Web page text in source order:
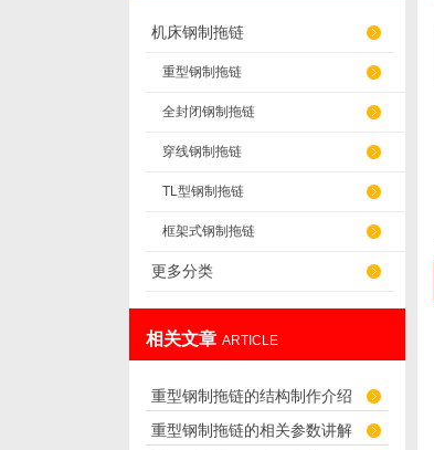
机床钢制拖链
重型钢制拖链
全封闭钢制拖链
穿线钢制拖链
TL型钢制拖链
框架式钢制拖链
更多分类
相关文章 ARTICLE
重型钢制拖链的结构制作介绍
重型钢制拖链的相关参数讲解